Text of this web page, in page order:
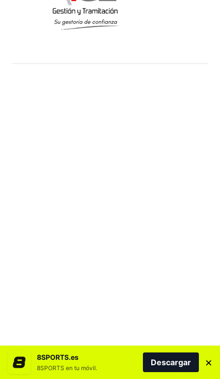
8SPORTS.es
8SPORTS en tu móvil.
Descargar ×